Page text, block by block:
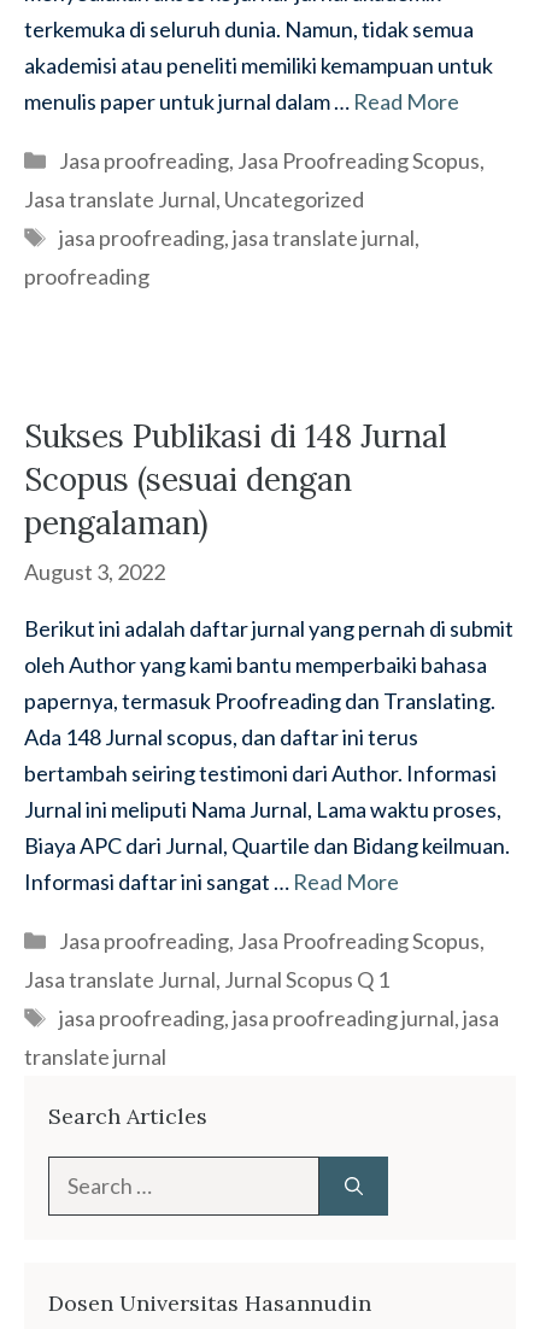
terkemuka di seluruh dunia. Namun, tidak semua
akademisi atau peneliti memiliki kemampuan untuk
menulis paper untuk jurnal dalam … Read More
Categories
Jasa proofreading, Jasa Proofreading Scopus,
Jasa translate Jurnal, Uncategorized
Tags
jasa proofreading,jasa translate jurnal,
proofreading
Sukses Publikasi di 148 Jurnal
Scopus (sesuai dengan
pengalaman)
August 3, 2022
Berikut ini adalah daftar jurnal yang pernah di submit
oleh Author yang kami bantu memperbaiki bahasa
papernya, termasuk Proofreading dan Translating.
Ada 148 Jurnal scopus, dan daftar ini terus
bertambah seiring testimoni dari Author. Informasi
Jurnal ini meliputi Nama Jurnal, Lama waktu proses,
Biaya APC dari Jurnal, Quartile dan Bidang keilmuan.
Informasi daftar ini sangat … Read More
Categories
Jasa proofreading, Jasa Proofreading Scopus,
Jasa translate Jurnal, Jurnal Scopus Q 1
Tags
jasa proofreading,jasa proofreading jurnal,jasa
translate jurnal
Search Articles
Dosen Universitas Hasannudin